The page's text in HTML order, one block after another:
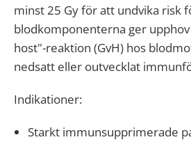
minst 25 Gy för att undvika risk
blodkomponenterna ger
host"-reaktion (GvH) hos
nedsatt eller outvecklat
Indikationer:
Starkt immunsupprimerade